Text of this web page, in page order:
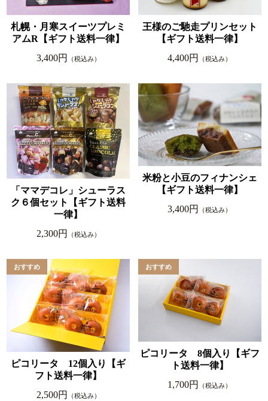
札幌・月寒スイーツプレミ
アムR【ギフト送料一律】
3,400円
（税込み）
王様のご馳走プリンセット
【ギフト送料一律】
4,400円
（税込み）
「ママデコレ」シューラス
ク６個セット【ギフト送料
一律】
2,300円
（税込み）
米粉と小豆のフィナンシェ
【ギフト送料一律】
3,400円
（税込み）
ピコリータ 12個入り【ギ
フト送料一律】
2,500円
（税込み）
ピコリータ 8個入り【ギフ
ト送料一律】
1,700円
（税込み）